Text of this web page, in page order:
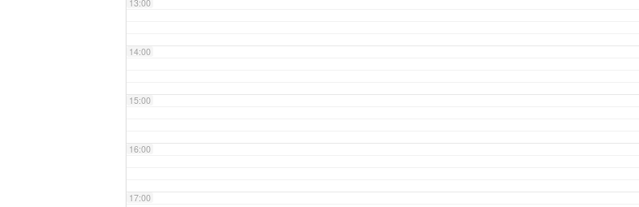
13:00
14:00
15:00
16:00
17:00